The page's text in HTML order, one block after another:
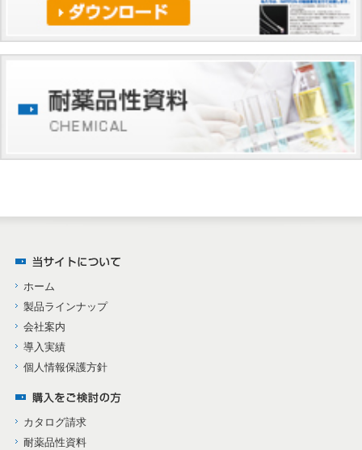
ホーム
製品ラインナップ
会社案内
導入実績
個人情報保護方針
カタログ請求
耐薬品性資料